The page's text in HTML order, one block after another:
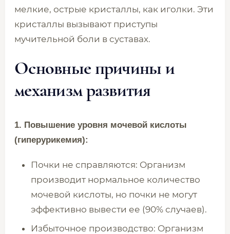
мелкие, острые кристаллы, как иголки. Эти
кристаллы вызывают приступы
мучительной боли в суставах.
Основные причины и
механизм развития
1. Повышение уровня мочевой кислоты
(гиперурикемия):
Почки не справляются: Организм
производит нормальное количество
мочевой кислоты, но почки не могут
эффективно вывести ее (90% случаев).
Избыточное производство: Организм